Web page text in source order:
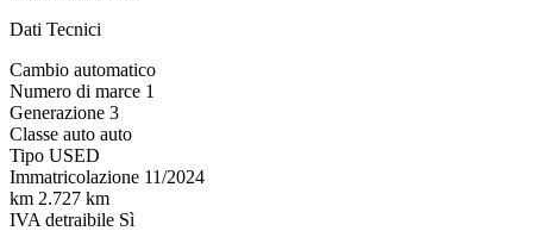
Dati Tecnici
Cambio automatico
Numero di marce 1
Generazione 3
Classe auto auto
Tipo USED
Immatricolazione 11/2024
km 2.727 km
IVA detraibile Sì